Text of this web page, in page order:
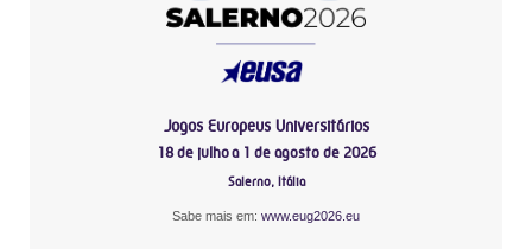
Jogos Europeus Universitários
18 de julho a 1 de agosto de 2026
Salerno, Itália
Sabe mais em: www.eug2026.eu